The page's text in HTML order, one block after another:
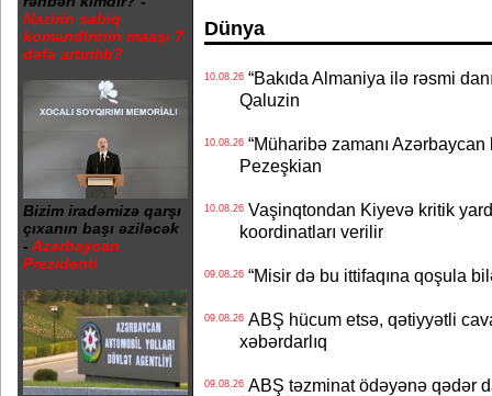
Nazirin sabiq
komandirinin maaşı 7
dəfə artırılıb?
Bizim iradəmizə qarşı
çıxanın başı əziləcək
- Azərbaycan
Prezidenti
Dünya
10.08.26“Bakıda Almaniya ilə rəsmi
Qaluzin
10.08.26“Müharibə zamanı Azərbaycan
Pezeşkian
10.08.26Vaşinqtondan Kiyevə kritik
koordinatları verilir
09.08.26“Misir də bu ittifaqına qoşula
09.08.26ABŞ hücum etsə, qətiyyətli
xəbərdarlıq
09.08.26ABŞ təzminat ödəyənə qədər